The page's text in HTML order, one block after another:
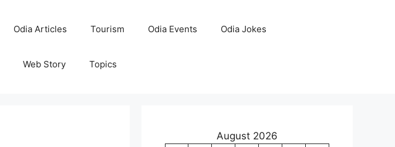
Odia Articles Tourism Odia Events Odia Jokes
Web Story Topics
August 2026